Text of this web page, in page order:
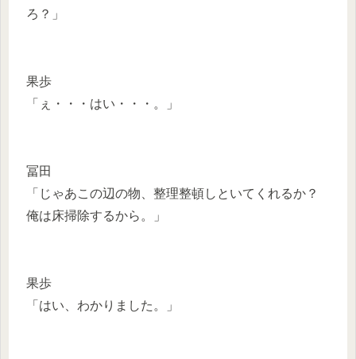
ろ？」
果歩
「ぇ・・・はい・・・。」
冨田
「じゃあこの辺の物、整理整頓しといてくれるか？
俺は床掃除するから。」
果歩
「はい、わかりました。」